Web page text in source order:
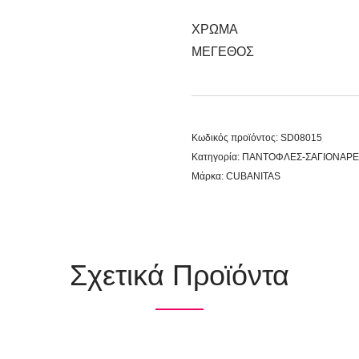
ΧΡΩΜΑ
ΜΕΓΕΘΟΣ
Κωδικός προϊόντος: SD08015
Κατηγορία: ΠΑΝΤΟΦΛΕΣ-
Μάρκα: CUBANITAS
Σχετικά Προϊόντα